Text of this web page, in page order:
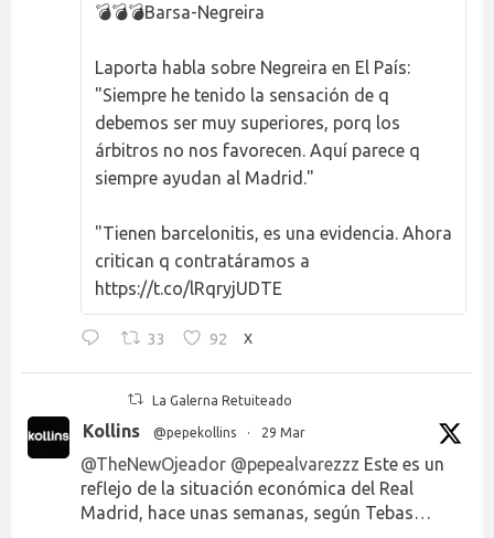
💣💣💣Barsa-Negreira
Laporta habla sobre Negreira en El País:
"Siempre he tenido la sensación de q
debemos ser muy superiores, porq los
árbitros no nos favorecen. Aquí parece q
siempre ayudan al Madrid."
"Tienen barcelonitis, es una evidencia. Ahora
critican q contratáramos a
https://t.co/lRqryjUDTE
33 92 X
La Galerna Retuiteado
Kollins @pepekollins · 29 Mar
@TheNewOjeador @pepealvarezzz Este es un
reflejo de la situación económica del Real
Madrid, hace unas semanas, según Tebas…